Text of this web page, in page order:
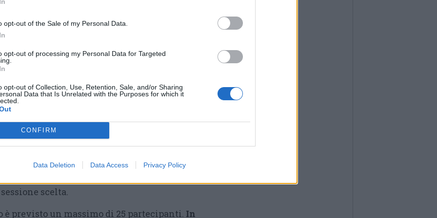
opt-out of the Sale of my Personal Data.
opt-out of processing my Personal Data for Targeted
opt-out of Collection, Use, Retention, Sale, and/or Sharing
Data that Is Unrelated with the Purposes for which it
CONFIRM
Data Deletion Data Access Privacy Policy
dell’area e guideranno le attività di
con iscrizione obbligatoria
a bambini sopra i 6 anni, famiglie e
e all’ambiente. È richiesto un
attività all’aperto, con scarpe adatte ai
ma è obbligatoria l’iscrizione entro le
ciascuna sessione, inviando una mail a
telefonando al numero 02 96951140.
occorre indicare nome, cognome,
scelta.
è previsto un massimo di 25 partecipanti. In